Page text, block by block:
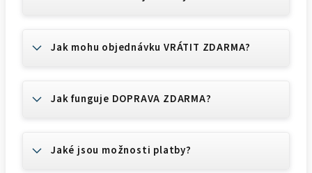
Jak mohu objednávku VRÁTIT ZDARMA?
Jak funguje DOPRAVA ZDARMA?
Jaké jsou možnosti platby?